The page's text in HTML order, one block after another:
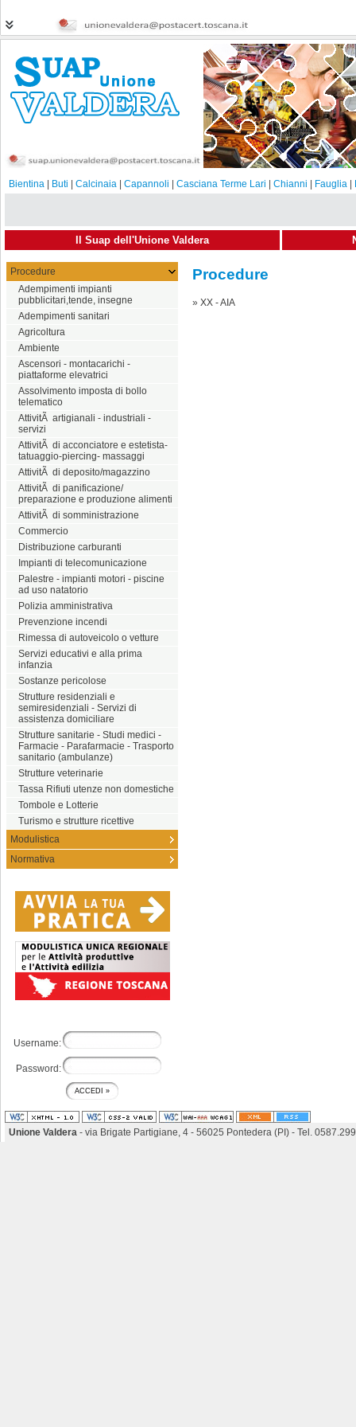
Bientina Buti Calcinaia Capannoli Casciana Terme Lari Chianni Fauglia
Il Suap dell'Unione Valdera
Procedure
Adempimenti impianti
pubblicitari,tende, insegne
Adempimenti sanitari
Agricoltura
Ambiente
Ascensori - montacarichi -
piattaforme elevatrici
Assolvimento imposta di bollo
telematico
AttivitÃ artigianali - industriali -
servizi
AttivitÃ di acconciatore e estetista-
tatuaggio-piercing- massaggi
AttivitÃ di deposito/magazzino
AttivitÃ di panificazione/
preparazione e produzione alimenti
AttivitÃ di somministrazione
Commercio
Distribuzione carburanti
Impianti di telecomunicazione
Palestre - impianti motori - piscine
ad uso natatorio
Polizia amministrativa
Prevenzione incendi
Rimessa di autoveicolo o vetture
Servizi educativi e alla prima
infanzia
Sostanze pericolose
Strutture residenziali e
semiresidenziali - Servizi di
assistenza domiciliare
Strutture sanitarie - Studi medici -
Farmacie - Parafarmacie - Trasporto
sanitario (ambulanze)
Strutture veterinarie
Tassa Rifiuti utenze non domestiche
Tombole e Lotterie
Turismo e strutture ricettive
Modulistica
Normativa
Username:
Password:
Procedure
» XX - AIA
Unione Valdera - via Brigate Partigiane, 4 - 56025 Pontedera (PI) - Tel.